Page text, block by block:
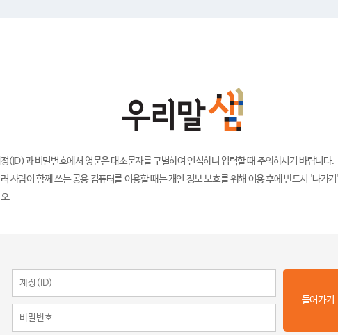
(ID)과 비밀번호에서 영문은 대소문자를 구별하여 인식하니 입력할 때 주의하시기 바랍니다.
사람이 함께 쓰는 공용 컴퓨터를 이용할 때는 개인 정보 보호를 위해 이용 후에 반드시 '나가
.
들어가기